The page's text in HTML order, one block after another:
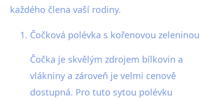
každého člena vaší rodiny.
Čočková polévka s kořenovou zeleninou
Čočka je skvělým zdrojem bílkovin a
vlákniny a zároveň je velmi cenově
dostupná. Pro tuto sytou polévku